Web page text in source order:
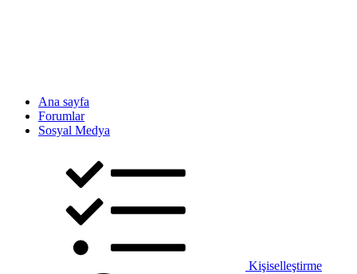
Ana sayfa
Forumlar
Sosyal Medya
Kişiselleştirme